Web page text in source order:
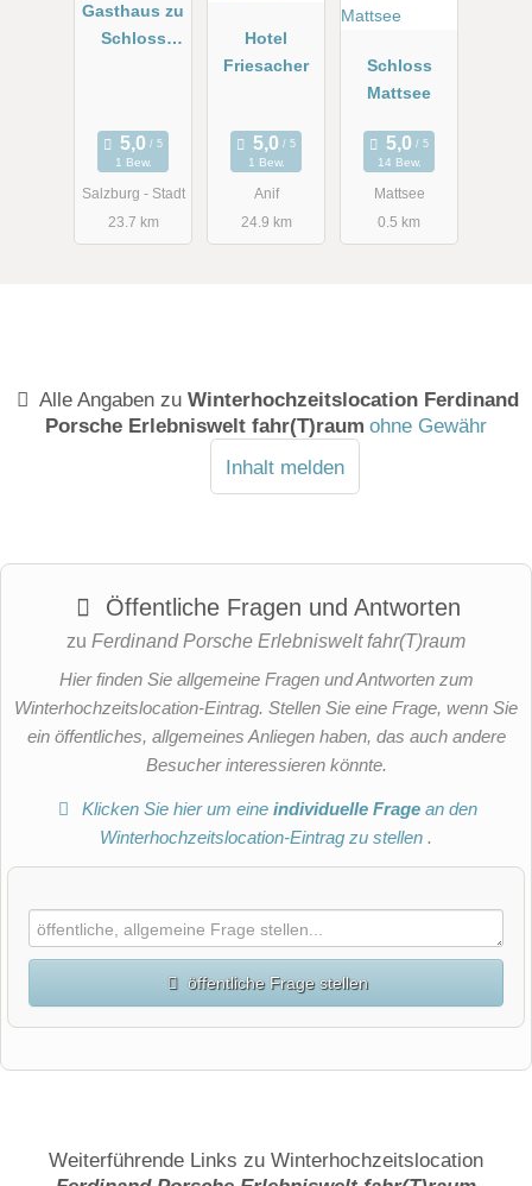
Gasthaus zu
Schloss
1 Bew.
Salzburg - Stadt
23.7 km
Hotel
Friesacher
1 Bew.
Anif
24.9 km
Schloss
Mattsee
14 Bew.
Mattsee
0.5 km
Alle Angaben zuWinterhochzeitslocation Ferdinand
Porsche Erlebniswelt fahr(T)raum ohne Gewähr
Inhalt melden
Öffentliche Fragen und Antworten
zu Ferdinand Porsche Erlebniswelt fahr(T)raum
Hier finden Sie allgemeine Fragen und Antworten zum
Winterhochzeitslocation-Eintrag. Stellen Sie eine Frage, wenn Sie
ein öffentliches, allgemeines Anliegen haben, das auch andere
Besucher interessieren könnte.
Klicken Sie hier um eineindividuelle Frage an den
Winterhochzeitslocation-Eintrag zu stellen .
öffentliche Frage stellen
Weiterführende Links zu Winterhochzeitslocation